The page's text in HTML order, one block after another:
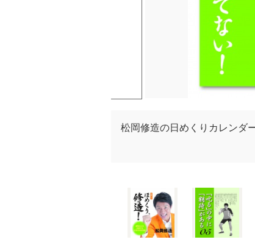
松岡修造の日めくりカレンダ